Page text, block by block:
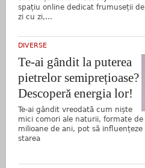
spațiu online dedicat frumuseții de
zi cu zi,...
DIVERSE
Te-ai gândit la puterea
pietrelor semiprețioase?
Descoperă energia lor!
Te-ai gândit vreodată cum niște
mici comori ale naturii, formate de
milioane de ani, pot să influențeze
starea